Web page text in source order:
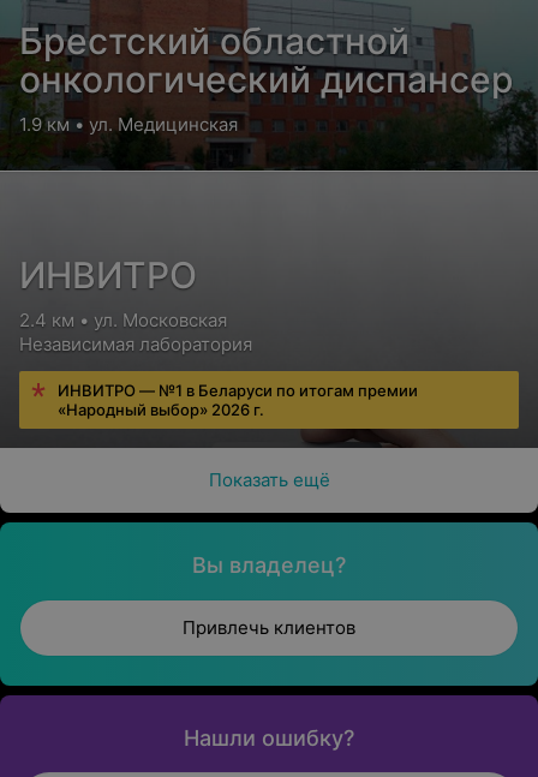
Брестский областной
онкологический диспансер
1.9 км • ул. Медицинская
ИНВИТРО
2.4 км • ул. Московская
Независимая лаборатория
ИНВИТРО — №1 в Беларуси по итогам премии
«Народный выбор» 2026 г.
Показать ещё
Вы владелец?
Привлечь клиентов
Нашли ошибку?